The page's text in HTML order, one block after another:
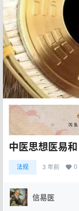
中医思想医易和
法规 3 年前 0
信易医